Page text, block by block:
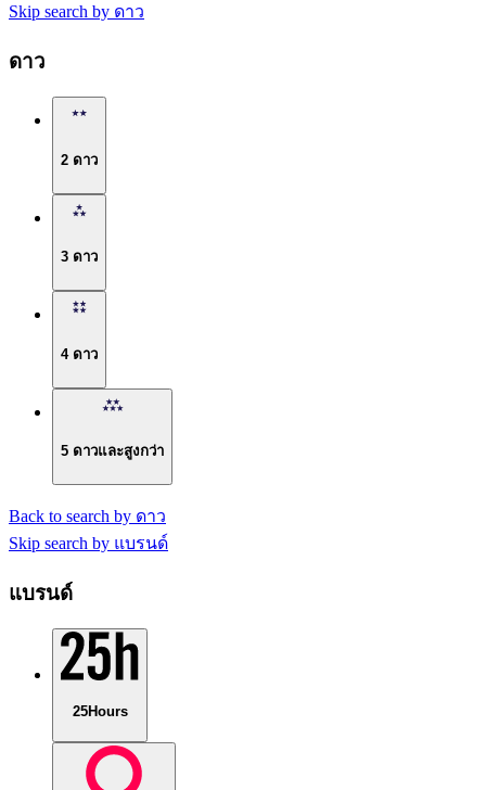
Skip search by ดาว
ดาว
2 ดาว
3 ดาว
4 ดาว
5 ดาวและสูงกว่า
Back to search by ดาว
Skip search by แบรนด์
แบรนด์
25Hours